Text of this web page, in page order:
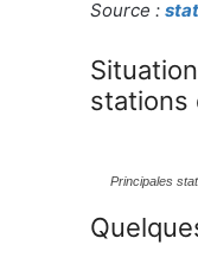
Source :
stations
Principales